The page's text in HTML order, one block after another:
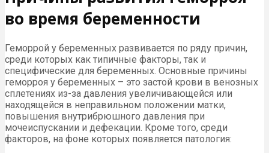
во время беременности
Геморрой у беременных развивается по ряду причин,
среди которых как типичные факторы, так и
специфические для беременных. Основные причины
геморроя у беременных – это застой крови в венозных
сплетениях из-за давления увеличивающейся или
находящейся в неправильном положении матки,
повышения внутрибрюшного давления при
мочеиспускании и дефекации. Кроме того, среди
факторов, на фоне которых появляется патология: